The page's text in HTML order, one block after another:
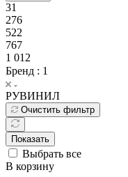
31
276
522
767
1 012
Бренд : 1
РУВИНИЛ
Очистить фильтр
Показать
Выбрать все
В корзину